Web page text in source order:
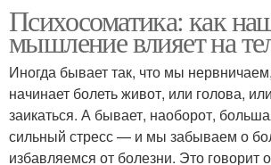
Психосоматика: как
мышление влияет на
Иногда бывает так, что мы
начинает болеть живот, или голова,
заикаться. А бывает, наоборот,
сильный стресс — и мы забываем о
избавляемся от болезни. Это говорит